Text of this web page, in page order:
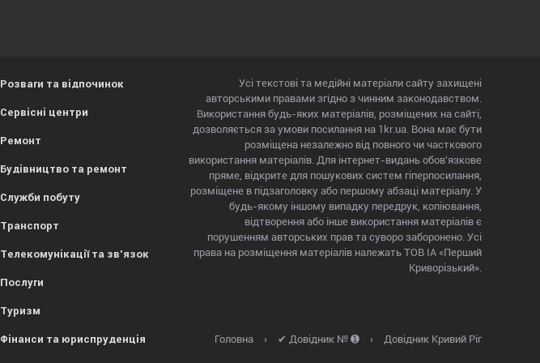
Розваги та відпочинок
Сервісні центри
Ремонт
Будівництво та ремонт
Служби побуту
Транспорт
Телекомунікації та зв'язок
Послуги
Туризм
Фінанси та юриспруденція
Усі текстові та медійні матеріали сайту захищені
авторськими правами згідно з чинним законодавством.
Використання будь-яких матеріалів, розміщених на сайті,
дозволяється за умови посилання на 1kr.ua. Вона має бути
розміщена незалежно від повного чи часткового
використання матеріалів. Для інтернет-видань обов'язкове
пряме, відкрите для пошукових систем гіперпосилання,
розміщене в підзаголовку або першому абзаці матеріалу. У
будь-якому іншому випадку передрук, копіювання,
відтворення або інше використання матеріалів є
порушенням авторських прав та суворо заборонено. Усі
права на розміщення матеріалів належать ТОВ ІА «Перший
Криворізький».
Головна › ✔ Довідник № ➊ › Довідник Кривий Ріг